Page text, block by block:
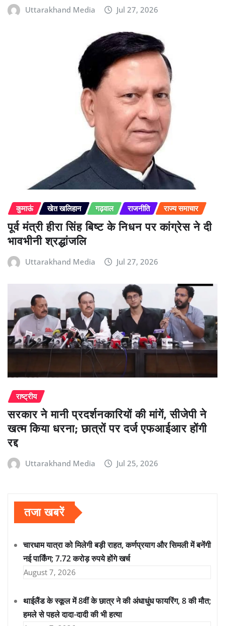
Uttarakhand Media Jul 27, 2026
कुमाऊं खेत खलिहान गढ़वाल राजनीति राज्य समाचार
पूर्व मंत्री हीरा सिंह बिष्ट के निधन पर कांग्रेस ने दी
भावभीनी श्रद्धांजलि
Uttarakhand Media Jul 27, 2026
राष्ट्रीय
सरकार ने मानी प्रदर्शनकारियों की मांगें, सीजेपी ने
खत्म किया धरना; छात्रों पर दर्ज एफआईआर होंगी
रद्द
Uttarakhand Media Jul 25, 2026
तजा खबरें
चारधाम यात्रा को मिलेगी बड़ी राहत, कर्णप्रयाग और सिमली में बनेंगी
नई पार्किंग; 7.72 करोड़ रुपये होंगे खर्च
August 7, 2026
थाईलैंड के स्कूल में 8वीं के छात्र ने की अंधाधुंध फायरिंग, 8 की मौत;
हमले से पहले दादा-दादी की भी हत्या